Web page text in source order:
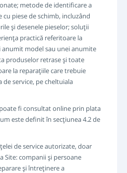
metode de identificare a
piese de schimb, incluzând
şi desenele pieselor; soluţii
practică referitoare la
model sau unei anumite
produselor retrase şi toate
la reparaţiile care trebuie
service, pe cheltuiala
fi consultat online prin plata
este definit în secţiunea 4.2 de
de service autorizate, doar
Site: companii şi persoane
şi întreţinere a